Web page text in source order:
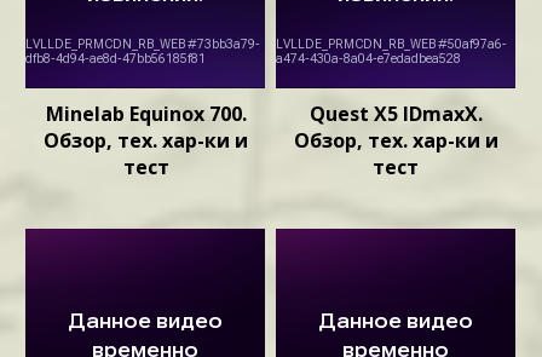
Minelab Equinox 700.
Обзор, тех. хар-ки и
тест
Quest X5 IDmaxX.
Обзор, тех. хар-ки и
тест